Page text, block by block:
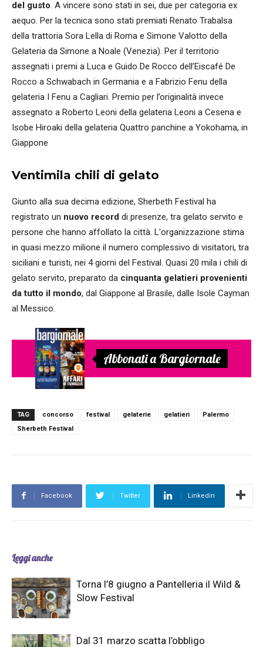
del gusto. A vincere sono stati in sei, due per categoria ex
aequo. Per la tecnica sono stati premiati Renato Trabalsa
della trattoria Sora Lella di Roma e Simone Valotto della
Gelateria da Simone a Noale (Venezia). Per il territorio
assegnati i premi a Luca e Guido De Rocco dell’Eiscafé De
Rocco a Schwabach in Germania e a Fabrizio Fenu della
gelateria I Fenu a Cagliari. Premio per l’originalità invece
assegnato a Roberto Leoni della gelateria Leoni a Cesena e
Isobe Hiroaki della gelateria Quattro panchine a Yokohama, in
Giappone
Ventimila chili di gelato
Giunto alla sua decima edizione, Sherbeth Festival ha
registrato un nuovo record di presenze, tra gelato servito e
persone che hanno affollato la città. L'organizzazione stima
in quasi mezzo milione il numero complessivo di visitatori, tra
siciliani e turisti, nei 4 giorni del Festival. Quasi 20 mila i chili di
gelato servito, preparato da cinquanta gelatieri provenienti
da tutto il mondo, dal Giappone al Brasile, dalle Isole Cayman
al Messico.
Abbonati a Bargiornale
TAG concorso festival gelaterie gelatieri
Palermo
Sherbeth Festival
Facebook Twitter Linkedin
Leggi anche
Torna l’8 giugno a Pantelleria il Wild &
Slow Festival
Dal 31 marzo scatta l’obbligo